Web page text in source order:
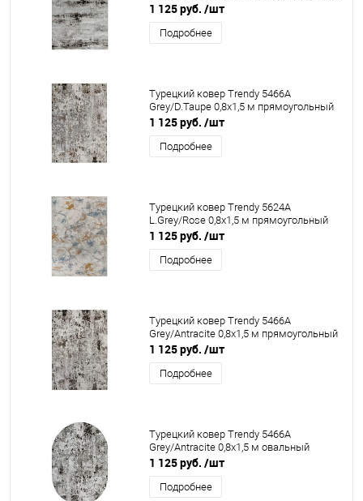
1 125 руб. /шт
Подробнее
Турецкий ковер Trendy 5466A
Grey/D.Taupe 0,8x1,5 м прямоугольный
1 125 руб. /шт
Подробнее
Турецкий ковер Trendy 5624A
L.Grey/Rose 0,8x1,5 м прямоугольный
1 125 руб. /шт
Подробнее
Турецкий ковер Trendy 5466A
Grey/Antracite 0,8x1,5 м прямоугольный
1 125 руб. /шт
Подробнее
Турецкий ковер Trendy 5466A
Grey/Antracite 0,8x1,5 м овальный
1 125 руб. /шт
Подробнее